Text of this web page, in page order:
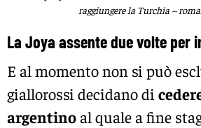
raggiungere la Turchia –
La Joya assente due volte per
E al momento non si può
giallorossi decidano di
argentinoal quale a fine